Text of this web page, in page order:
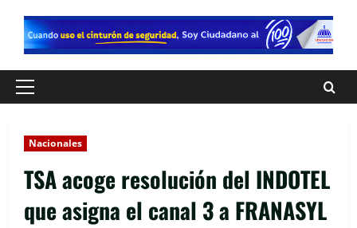
Menú
Nacionales
TSA acoge resolución del INDOTEL
que asigna el canal 3 a FRANASYL